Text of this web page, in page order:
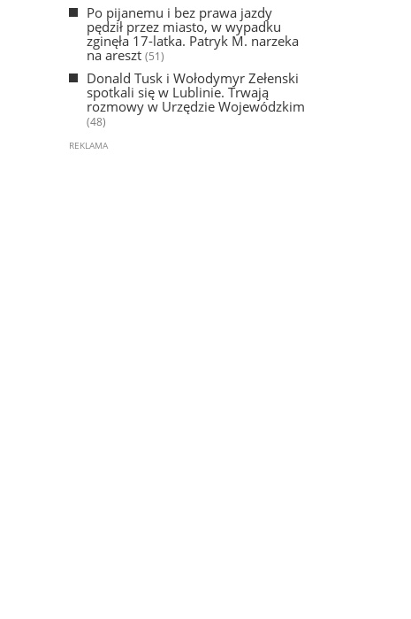
Po pijanemu i bez prawa jazdy
pędził przez miasto, w wypadku
zginęła 17-latka. Patryk M. narzeka
na areszt (51)
Donald Tusk i Wołodymyr Zełenski
spotkali się w Lublinie. Trwają
rozmowy w Urzędzie Wojewódzkim
(48)